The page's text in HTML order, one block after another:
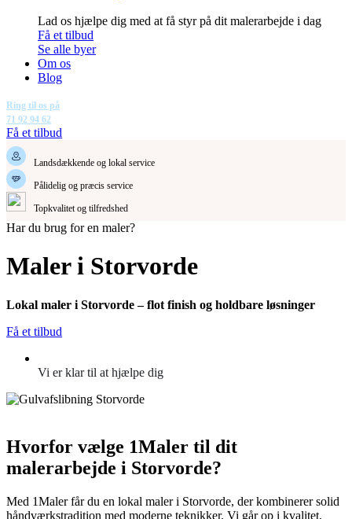
Lad os hjælpe dig med at få styr på dit malerarbejde i dag
Få et tilbud
Se alle byer
Om os
Blog
Ring til os på
71 92 94 62
Få et tilbud
Landsdækkende og lokal service
Pålidelig og præcis service
Topkvalitet og tilfredshed
Har du brug for en maler?
Maler i Storvorde
Lokal maler i Storvorde – flot finish og holdbare løsninger
Få et tilbud
Vi er klar til at hjælpe dig
Hvorfor vælge 1Maler til dit
malerarbejde i Storvorde?
Med 1Maler får du en lokal maler i Storvorde, der kombinerer solid
håndværkstradition med moderne teknikker. Vi går op i kvalitet,